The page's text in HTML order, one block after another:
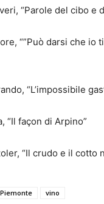
“Parole del cibo
“”Può darsi che io
“L’impossibile
“Il façon di Arpino”
“Il crudo e il
Piemonte vino